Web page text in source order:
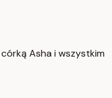
Asha i wszystkim